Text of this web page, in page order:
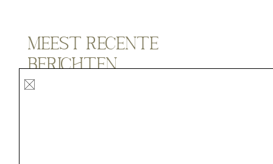
Meest recente
berichten
IDUN Minerals, de make-up die jouw huid begrijpt